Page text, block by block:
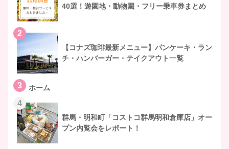
40選！遊園地・動物園・フリー乗車券まとめ
2
【コナズ珈琲最新メニュー】パンケーキ・ラン
チ・ハンバーガー・テイクアウト一覧
3 ホーム
4
群馬・明和町「コストコ群馬明和倉庫店」オー
プン内覧会をレポート！